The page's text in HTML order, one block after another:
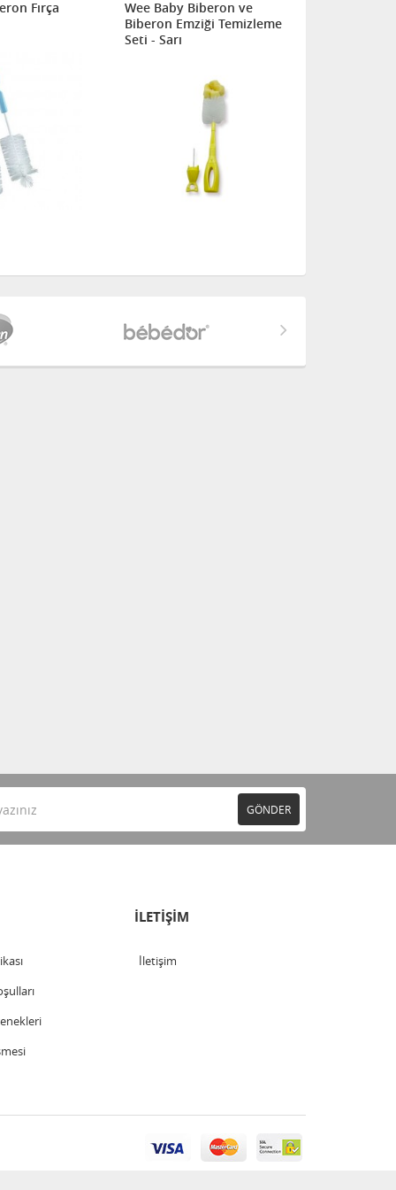
Fırça
Wee Baby Biberon ve
Biberon Emziği Temizleme
Seti - Sarı
GÖNDER
İLETİŞİM
İletişim